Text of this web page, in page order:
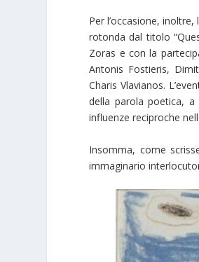
Per l’occasione,
rotonda dal titolo
Zoras e con la
Antonis Fostieris,
Charis Vlavianos.
della parola poetica,
influenze reciproche
Insomma, come
immaginario